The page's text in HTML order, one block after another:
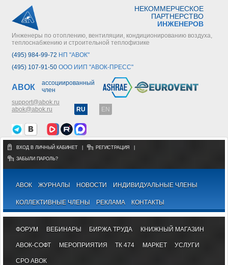
НЕКОММЕРЧЕСКОЕ
ПАРТНЕРСТВО
ИНЖЕНЕРОВ
Инженеры по отоплению, вентиляции, кондиционированию воздуха,
теплоснабжению и строительной теплофизике
(495) 984-99-72 НП "АВОК"
(495) 107-91-50 ООО ИИП "АВОК-ПРЕСС"
АВОК
ассоциированный
член
support@abok.ru
abok@abok.ru
RU EN
ВХОД В ЛИЧНЫЙ КАБИНЕТ РЕГИСТРАЦИЯ
ЗАБЫЛИ ПАРОЛЬ?
АВОК ЖУРНАЛЫ НОВОСТИ ИНДИВИДУАЛЬНЫЕ ЧЛЕНЫ
КОЛЛЕКТИВНЫЕ ЧЛЕНЫ РЕКЛАМА КОНТАКТЫ
ФОРУМ ВЕБИНАРЫ БИРЖА ТРУДА КНИЖНЫЙ МАГАЗИН
АВОК-СОФТ МЕРОПРИЯТИЯ ТК 474 МАРКЕТ УСЛУГИ
СРО АВОК